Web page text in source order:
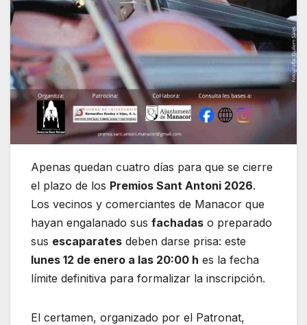
Apenas quedan cuatro días para que se cierre
el plazo de los Premios Sant Antoni 2026.
Los vecinos y comerciantes de Manacor que
hayan engalanado sus fachadas o preparado
sus escaparates deben darse prisa: este
lunes 12 de enero a las 20:00 h es la fecha
límite definitiva para formalizar la inscripción.
El certamen, organizado por el Patronat,